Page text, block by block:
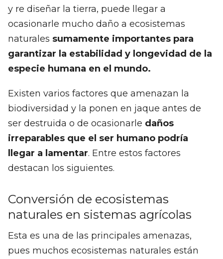
y re diseñar la tierra, puede llegar a
ocasionarle mucho daño a ecosistemas
naturales sumamente importantes para
garantizar la estabilidad y longevidad de la
especie humana en el mundo.
Existen varios factores que amenazan la
biodiversidad y la ponen en jaque antes de
ser destruida o de ocasionarle daños
irreparables que el ser humano podría
llegar a lamentar. Entre estos factores
destacan los siguientes.
Conversión de ecosistemas
naturales en sistemas agrícolas
Esta es una de las principales amenazas,
pues muchos ecosistemas naturales están